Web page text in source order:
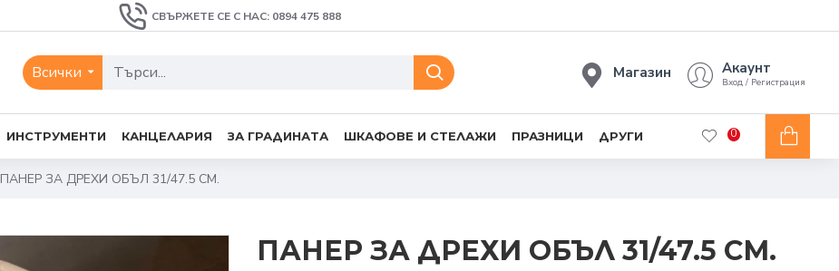
СВЪРЖЕТЕ СЕ С НАС: 0894 475 888
Всички Магазин Акаунт
Вход / Регистрация
ИНСТРУМЕНТИ КАНЦЕЛАРИЯ ЗА ГРАДИНАТА ШКАФОВЕ И СТЕЛАЖИ ПРАЗНИЦИ ДРУГИ 0
ПАНЕР ЗА ДРЕХИ ОБЪЛ 31/47.5 СМ.
ПАНЕР ЗА ДРЕХИ ОБЪЛ 31/47.5 СМ.